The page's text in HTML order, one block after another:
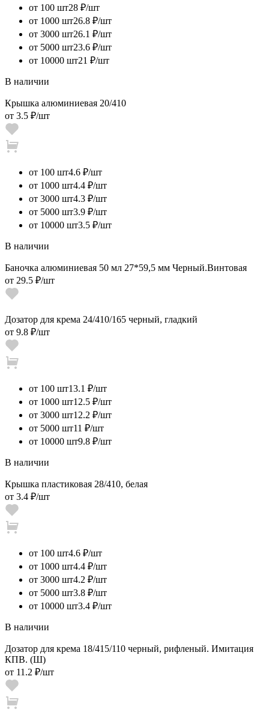
от 100 шт28 ₽/шт
от 1000 шт26.8 ₽/шт
от 3000 шт26.1 ₽/шт
от 5000 шт23.6 ₽/шт
от 10000 шт21 ₽/шт
В наличии
Крышка алюминиевая 20/410
от 3.5 ₽/шт
от 100 шт4.6 ₽/шт
от 1000 шт4.4 ₽/шт
от 3000 шт4.3 ₽/шт
от 5000 шт3.9 ₽/шт
от 10000 шт3.5 ₽/шт
В наличии
Баночка алюминиевая 50 мл 27*59,5 мм Черный.Винтовая
от 29.5 ₽/шт
Дозатор для крема 24/410/165 черный, гладкий
от 9.8 ₽/шт
от 100 шт13.1 ₽/шт
от 1000 шт12.5 ₽/шт
от 3000 шт12.2 ₽/шт
от 5000 шт11 ₽/шт
от 10000 шт9.8 ₽/шт
В наличии
Крышка пластиковая 28/410, белая
от 3.4 ₽/шт
от 100 шт4.6 ₽/шт
от 1000 шт4.4 ₽/шт
от 3000 шт4.2 ₽/шт
от 5000 шт3.8 ₽/шт
от 10000 шт3.4 ₽/шт
В наличии
Дозатор для крема 18/415/110 черный, рифленый. Имитация
КПВ. (Ш)
от 11.2 ₽/шт